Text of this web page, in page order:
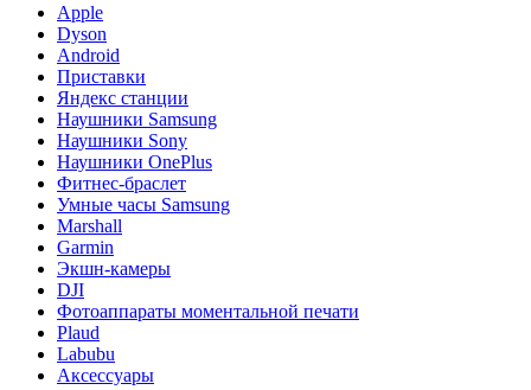
Apple
Dyson
Android
Приставки
Яндекс станции
Наушники Samsung
Наушники Sony
Наушники OnePlus
Фитнес-браслет
Умные часы Samsung
Marshall
Garmin
Экшн-камеры
DJI
Фотоаппараты моментальной печати
Plaud
Labubu
Аксессуары